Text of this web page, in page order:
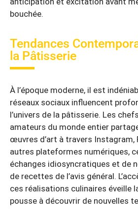
bouchée.
Tendances
la Pâtisserie
À l’époque moderne, il est
réseaux sociaux influencent
l’univers de la pâtisserie. Les
amateurs du monde entier
œuvres d’art à travers Instagram,
autres plateformes numériques,
échanges idiosyncratiques et de
de recettes de l’avis général.
ces réalisations culinaires éveille
pousse à découvrir de nouvelles